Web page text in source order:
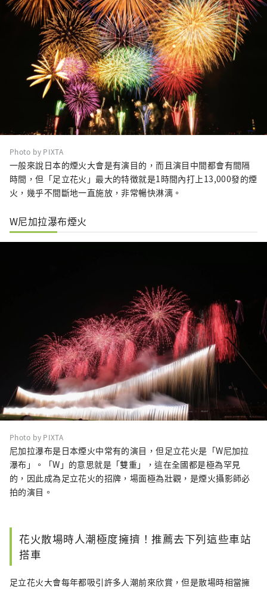
Photo by PIXTA
一般來說日本的煙火大會是有演目的，而且演目中間都會有間隔
時間，但「足立花火」最大的特徴就是1時間內打上13,000發的煙
火，幾乎不間斷地一直施放，非常暢快淋漓。
W尼加拉瀑布煙火
Photo by PIXTA
尼加拉瀑布是日本煙火中常有的演目，但足立花火是「W尼加拉
瀑布」。「W」的意思就是「雙重」，這在全國都是極為罕見
的，因此成為足立花火的招牌，場面極為壯觀，是煙火攝影師必
拍的演目。
花火散場時人潮極度擁擠！推薦去下列這些車站
搭車
足立花火大會每年都吸引許多人潮前來欣賞，但是散場時相當擁